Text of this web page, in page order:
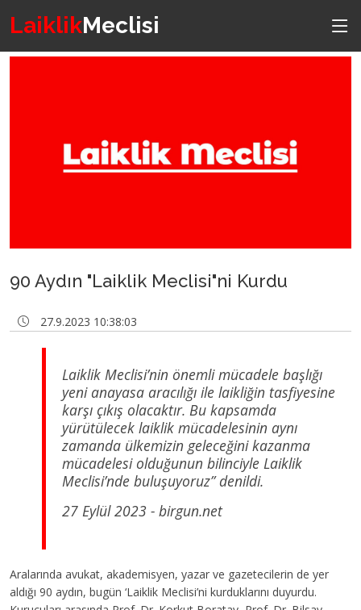
LaiklikMeclisi
90 Aydın "Laiklik Meclisi"ni Kurdu
27.9.2023 10:38:03
Laiklik Meclisi’nin önemli mücadele başlığı
yeni anayasa aracılığı ile laikliğin tasfiyesine
karşı çıkış olacaktır. Bu kapsamda
yürütülecek laiklik mücadelesinin aynı
zamanda ülkemizin geleceğini kazanma
mücadelesi olduğunun bilinciyle Laiklik
Meclisi’nde buluşuyoruz” denildi.
27 Eylül 2023 - birgun.net
Aralarında avukat, akademisyen, yazar ve gazetecilerin de yer
aldığı 90 aydın, bugün ‘Laiklik Meclisi’ni kurduklarını duyurdu.